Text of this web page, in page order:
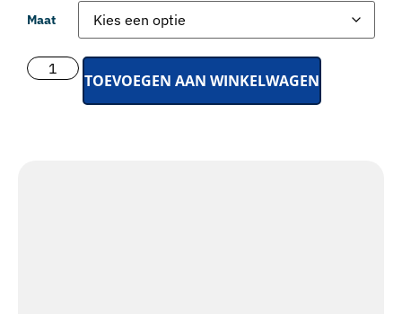
Maat
TOEVOEGEN AAN WINKELWAGEN